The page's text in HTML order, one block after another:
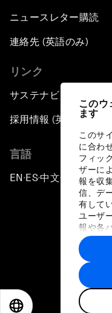
このウ
ます
このサ
に合わ
フィッ
ザーに
報を収
信、デ
有して
ユーザ
報や各
に収集
トナー
す。
ニュースレター購読
連絡先 (英語のみ)
リンク
サステナビリティへの
採用情報 (英語のみ)
言語
EN ▪ES▪中文▪ 日本語
プライバ
©